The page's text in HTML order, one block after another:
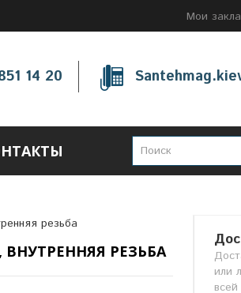
Мои
14 20
резьба
РЕЗЬБА
или